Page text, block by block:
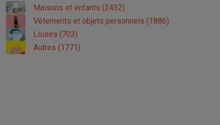
Maisons et enfants (2432)
Vêtements et objets personnels (1886)
Loisirs (703)
Autres (1771)